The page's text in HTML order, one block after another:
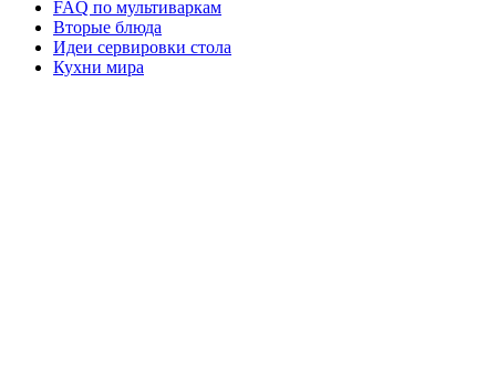
FAQ по мультиваркам
Вторые блюда
Идеи сервировки стола
Кухни мира